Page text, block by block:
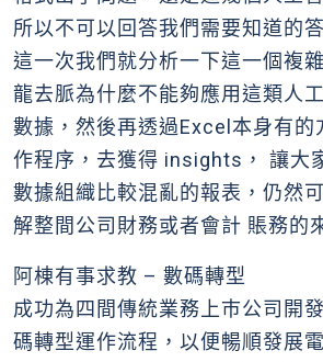
所以不可以回答我們需要知道的
這一次我們就分析一下這一個複
龍去脈為什麼不能夠應用這類人
數據，然後再透過Excel本身有的
作程序，去獲得 insights， 讓大
數據組織比較混亂的報表，仍然
解整間公司財務或者會計 賬務的
阿棟有事求教 – 數碼轉型
成功為四間傳統業務上巿公司開
碼轉型運作流程，以便暢順發展